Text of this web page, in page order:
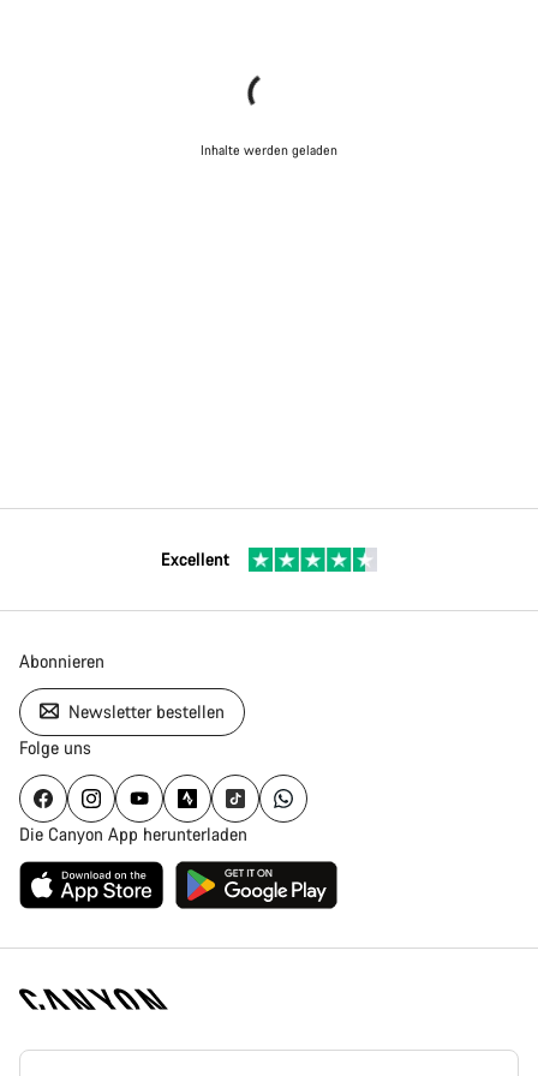
Inhalte werden geladen
Excellent
Abonnieren
Newsletter bestellen
Folge uns
Die Canyon App herunterladen
Canyon